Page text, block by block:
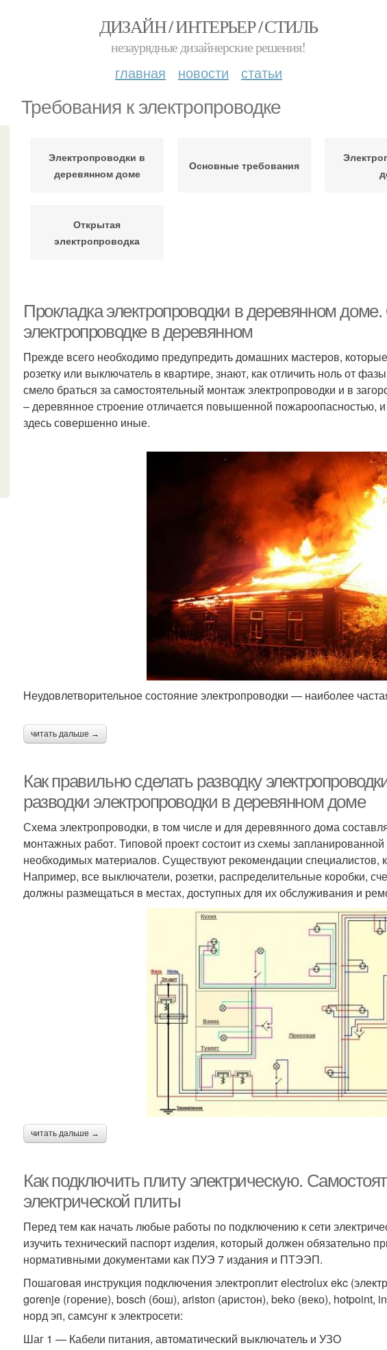
ДИЗАЙН / ИНТЕРЬЕР / СТИЛЬ
незаурядные дизайнерские решения!
главная новости статьи
Требования к электропроводке
Электропроводки в
деревянном доме
Основные требования
Открытая
электропроводка
Прокладка электропроводки в деревянном
электропроводке в деревянном
Прежде всего необходимо предупредить домашних мастеров,
розетку или выключатель в квартире, знают, как отличить ноль от
смело браться за самостоятельный монтаж электропроводки и в
– деревянное строение отличается повышенной пожароопасностью,
здесь совершенно иные.
Неудовлетворительное состояние электропроводки — наиболее
читать дальше →
Как правильно сделать разводку
разводки электропроводки в деревянном доме
Схема электропроводки, в том числе и для деревянного дома
монтажных работ. Типовой проект состоит из схемы запланированной
необходимых материалов. Существуют рекомендации специалистов,
Например, все выключатели, розетки, распределительные коробки,
должны размещаться в местах, доступных для их обслуживания и
читать дальше →
Как подключить плиту электрическую.
электрической плиты
Перед тем как начать любые работы по подключению к сети
изучить технический паспорт изделия, который должен обязательно
нормативными документами как ПУЭ 7 издания и ПТЭЭП.
Пошаговая инструкция подключения электроплит electrolux ekc
gorenje (горение), bosch (бош), ariston (аристон), beko (веко), hotpoint,
норд эп, самсунг к электросети:
Шаг 1 — Кабели питания, автоматический выключатель и УЗО